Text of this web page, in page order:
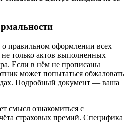
о правильном оформлении всех
не только актов выполненных
Если в нём не прописаны
может попытаться обжаловать
Подробный документ — ваша
смысл ознакомиться с
страховых премий. Специфика